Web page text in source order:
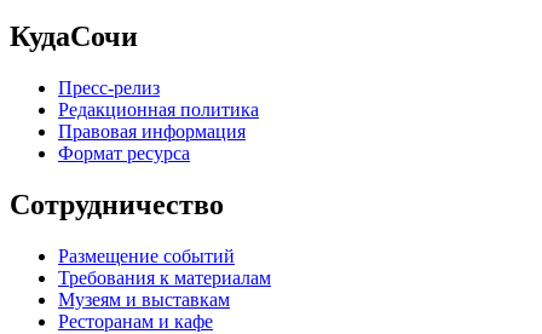
КудаСочи
Пресс-релиз
Редакционная политика
Правовая информация
Формат ресурса
Сотрудничество
Размещение событий
Требования к материалам
Музеям и выставкам
Ресторанам и кафе